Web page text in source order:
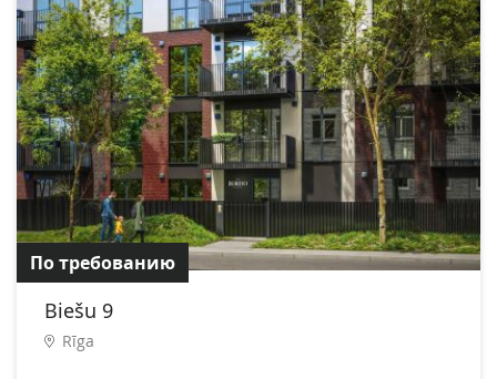
По требованию
Biešu 9
Rīga